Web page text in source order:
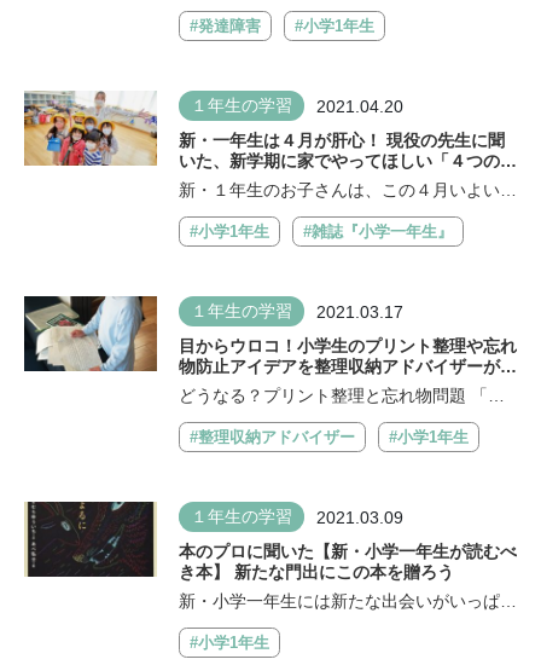
（トビラコ）の店主が、発達障害の子の...
#発達障害
#小学1年生
１年生の学習 2021.04.20
新・一年生は４月が肝心！ 現役の先生に聞
いた、新学期に家でやってほしい「４つの
柱」
新・１年生のお子さんは、この４月いよいよ
入学となりましたね。１年生の担任経験...
#小学1年生
#雑誌『小学一年生』
１年生の学習 2021.03.17
目からウロコ！小学生のプリント整理や忘れ
物防止アイデアを整理収納アドバイザーが伝
授
どうなる？プリント整理と忘れ物問題 「家
事育児に追われて家の中がゴチャゴチャ！...
#整理収納アドバイザー
#小学1年生
１年生の学習 2021.03.09
本のプロに聞いた【新・小学一年生が読むべ
き本】 新たな門出にこの本を贈ろう
新・小学一年生には新たな出会いがいっぱ
い！ 新しいお友だちと知り合ったり、知
ら...
#小学1年生